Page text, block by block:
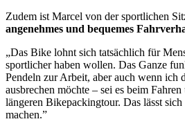
Zudem ist Marcel von der sportlichen
angenehmes und bequemes
„Das Bike lohnt sich tatsächlich für
sportlicher haben wollen. Das Ganze
Pendeln zur Arbeit, aber auch wenn ich
ausbrechen möchte – sei es beim
längeren Bikepackingtour. Das lässt
machen.”